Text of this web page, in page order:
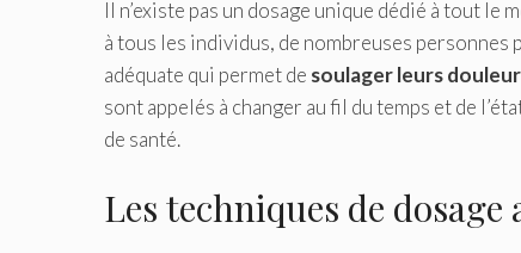
Il n’existe pas un dosage unique dédié à tout le
à tous les individus, de nombreuses personnes
adéquate qui permet de soulager leurs
sont appelés à changer au fil du temps et de
de santé.
Les techniques de dosage